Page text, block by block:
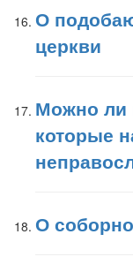
О
церкви
Можно ли
которые
О